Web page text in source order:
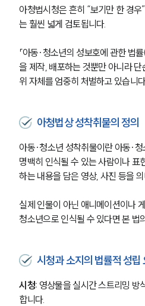
아청법시청은 흔히 “보기만 한 경
는 훨씬 넓게 검토됩니다.
「아동·청소년의 성보호에 관한 법
을 제작, 배포하는 것뿐만 아니라
위 자체를 엄중히 처벌하고 있습니
아청법상 성착취물의 정의
아동·청소년 성착취물이란 아동·
명백히 인식될 수 있는 사람이나 표
하는 내용을 담은 영상, 사진 등을
실제 인물이 아닌 애니메이션이나
청소년으로 인식될 수 있다면 본 법
시청과 소지의 법률적 성립
시청: 영상물을 실시간 스트리밍 방
합니다.